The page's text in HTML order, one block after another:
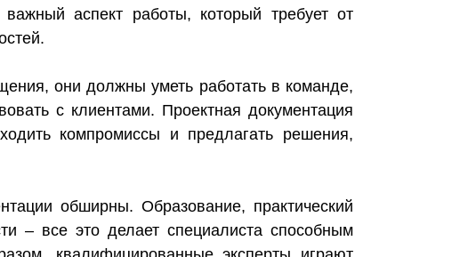
аспект работы, который требует от
они должны уметь работать в команде,
с клиентами. Проектная документация
компромиссы и предлагать решения,
обширны. Образование, практический
– все это делает специалиста способным